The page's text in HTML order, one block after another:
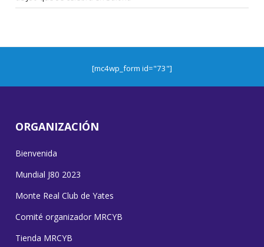
[mc4wp_form id="73"]
ORGANIZACIÓN
Bienvenida
Mundial J80 2023
Monte Real Club de Yates
Comité organizador MRCYB
Tienda MRCYB